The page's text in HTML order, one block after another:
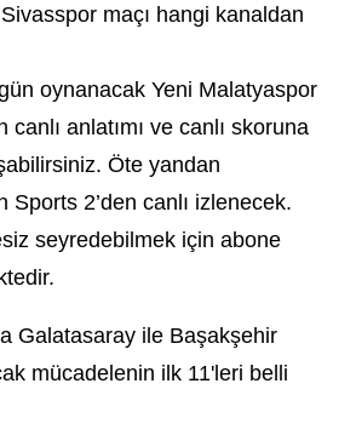
maçı hangi kanaldan
oynanacak Yeni Malatyaspor
canlı anlatımı ve canlı skoruna
Öte yandan
Sports 2’den canlı izlenecek.
seyredebilmek için abone
Galatasaray ile Başakşehir
mücadelenin ilk 11'leri belli